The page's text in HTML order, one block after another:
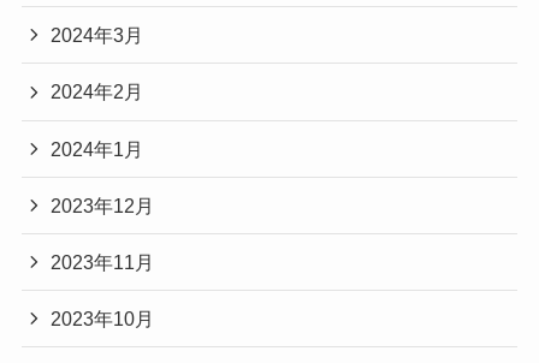
2024年3月
2024年2月
2024年1月
2023年12月
2023年11月
2023年10月